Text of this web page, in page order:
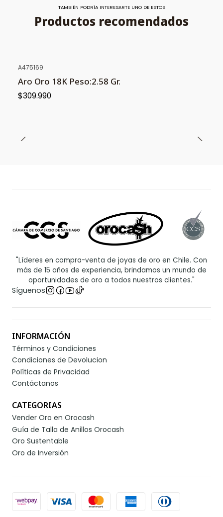
TAMBIÉN PODRÍA INTERESARTE UNO DE ESTOS
Productos recomendados
A475169
Aro Oro 18K Peso:2.58 Gr.
$309.990
"Líderes en compra-venta de joyas de oro en Chile. Con
más de 15 años de experiencia, brindamos un mundo de
oportunidades de oro a todos nuestros clientes."
Síguenos
INFORMACIÓN
Términos y Condiciones
Condiciones de Devolucion
Políticas de Privacidad
Contáctanos
CATEGORIAS
Vender Oro en Orocash
Guía de Talla de Anillos Orocash
Oro Sustentable
Oro de Inversión